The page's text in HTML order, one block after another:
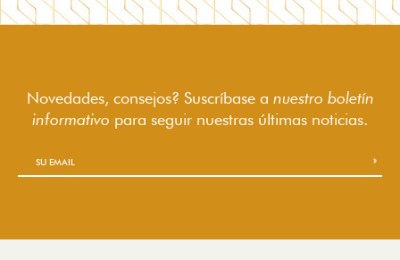
Novedades, consejos? Suscríbase a nuestro boletín
informativo para seguir nuestras últimas noticias.